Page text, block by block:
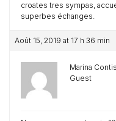
croates tres sympas,
superbes échanges.
Août 15, 2019 at 17 h 36 min
Marina Contis
Guest